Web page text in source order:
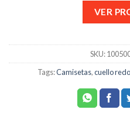
VER
SKU:
Tags:Camisetas,cuello